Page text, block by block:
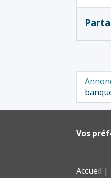
Vos
Accueil